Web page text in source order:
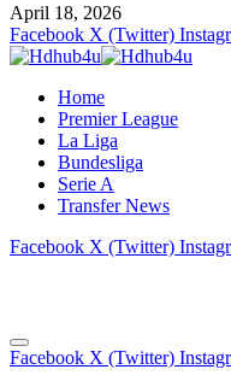
April 18, 2026
Facebook X (Twitter)
Home
Premier League
La Liga
Bundesliga
Serie A
Transfer News
Facebook X (Twitter)
Facebook X (Twitter)